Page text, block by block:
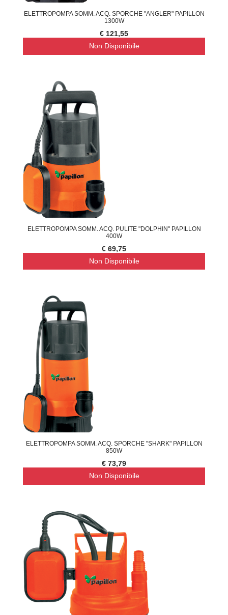
ELETTROPOMPA SOMM. ACQ. SPORCHE "ANGLER" PAPILLON
1300W
€ 121,55
Non Disponibile
ELETTROPOMPA SOMM. ACQ. PULITE "DOLPHIN" PAPILLON
400W
€ 69,75
Non Disponibile
ELETTROPOMPA SOMM. ACQ. SPORCHE "SHARK" PAPILLON
850W
€ 73,79
Non Disponibile